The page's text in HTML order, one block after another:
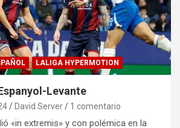
LALIGA HYPERMOTION
Levante
David Server 1 comentario
«in extremis» y con polémica en la